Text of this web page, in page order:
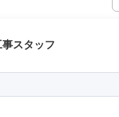
スタッフ